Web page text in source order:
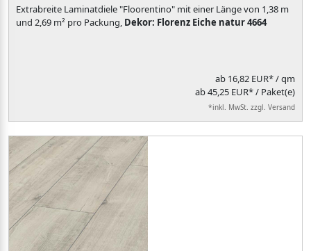
Extrabreite Laminatdiele "Floorentino" mit einer Länge von 1,38 m
und 2,69 m² pro Packung, Dekor: Florenz Eiche natur 4664
ab 16,82 EUR*/ qm
ab 45,25 EUR* / Paket(e)
*inkl. MwSt. zzgl. Versand